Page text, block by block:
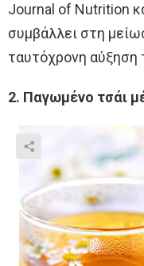
Journal of Nutrition
συμβάλλει στη
ταυτόχρονη αύξηση
2. Παγωμένο τσάι